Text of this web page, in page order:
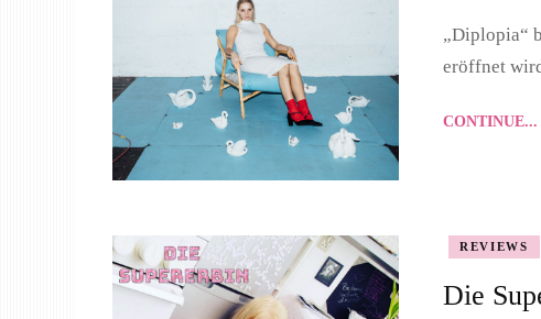
„Diplopia“
eröffnet
CONTINUE...
REVIEWS
Die